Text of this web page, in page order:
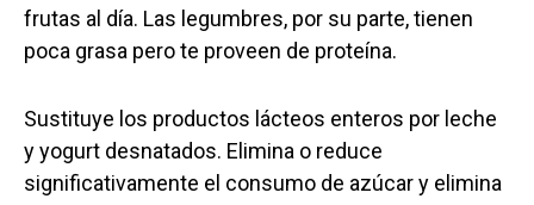
frutas al día. Las legumbres, por su parte, tienen
poca grasa pero te proveen de proteína.
Sustituye los productos lácteos enteros por leche
y yogurt desnatados. Elimina o reduce
significativamente el consumo de azúcar y elimina